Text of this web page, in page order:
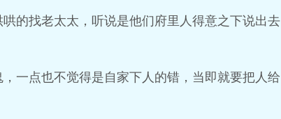
的找老太太，听说是他们府里人得意之下说出去
一点也不觉得是自家下人的错，当即就要把人给